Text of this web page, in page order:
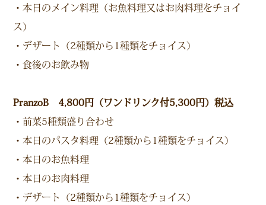
・本日のメイン料理（お魚料理又はお肉料理をチョイ
ス）
・デザート（2種類から1種類をチョイス）
・食後のお飲み物
PranzoB 4,800円（ワンドリンク付5,300円）税込
・前菜5種類盛り合わせ
・本日のパスタ料理（2種類から1種類をチョイス）
・本日のお魚料理
・本日のお肉料理
・デザート（2種類から1種類をチョイス）